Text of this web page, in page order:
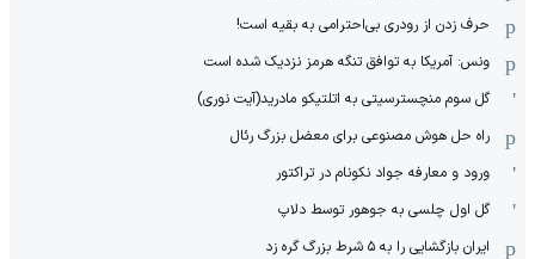
حرف زدن از رودری بی‌احترامی به بقیه است!
ونس: آمریکا به توافق تنگه هرمز نزدیک شده است
گل سوم منچسترسیتی به اتلتیکو مادرید(آیت نوری)
راه حل هوش مصنوعی برای معضل بزرگ رئال
ورود و معارفه جواد نکونام در تراکتور
گل اول چلسی به جوهور توسط دلاپ
ایران بازگشایی را به ۵ شرط بزرگ گره زد